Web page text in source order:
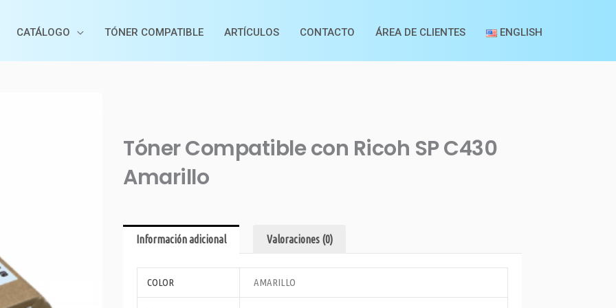
CATÁLOGO TÓNER COMPATIBLE ARTÍCULOS CONTACTO ÁREA DE CLIENTES ENGLISH
Tóner Compatible con Ricoh SP C430
Amarillo
Información adicional Valoraciones (0)
COLOR AMARILLO